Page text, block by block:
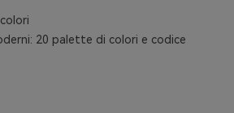
20 palette di colori e codice